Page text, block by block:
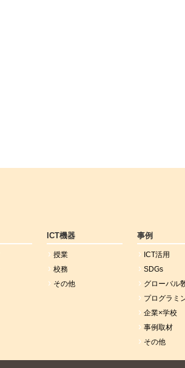
ICT機器
授業
校務
その他
事例
ICT活用
SDGs
グローバル
プログラミ
企業×学校
事例取材
その他